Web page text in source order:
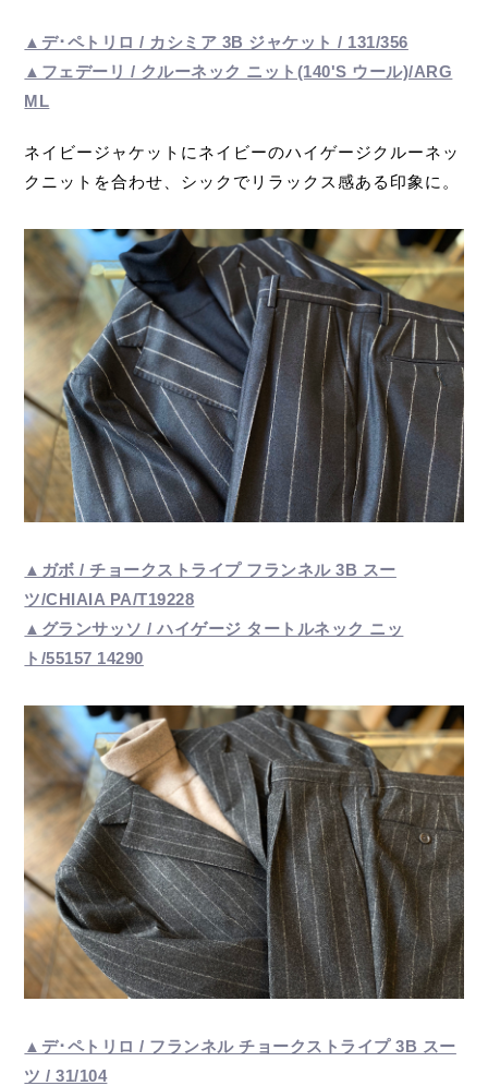
▲デ･ペトリロ / カシミア 3B ジャケット / 131/356
▲フェデーリ / クルーネック ニット(140'S ウール)/ARG
ML
ネイビージャケットにネイビーのハイゲージクルーネッ
クニットを合わせ、シックでリラックス感ある印象に。
▲ガボ / チョークストライプ フランネル 3B スー
ツ/CHIAIA PA/T19228
▲グランサッソ / ハイゲージ タートルネック ニッ
ト/55157 14290
▲デ･ペトリロ / フランネル チョークストライプ 3B スー
ツ / 31/104